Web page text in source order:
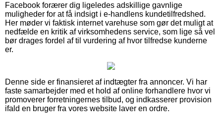
Facebook forærer dig ligeledes adskillige gavnlige
muligheder for at få indsigt i e-handlens kundetilfredshed.
Her møder vi faktisk internet varehuse som gør det muligt at
nedfælde en kritik af virksomhedens service, som lige så vel
bør drages fordel af til vurdering af hvor tilfredse kunderne
er.
Denne side er finansieret af indtægter fra annoncer. Vi har
faste samarbejder med et hold af online forhandlere hvor vi
promoverer forretningernes tilbud, og indkasserer provision
ifald en bruger fra vores website laver en ordre.